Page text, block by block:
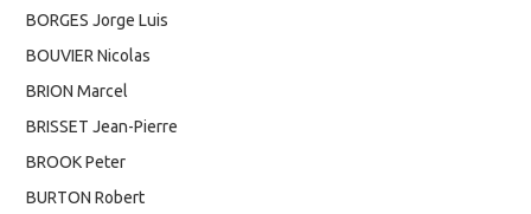
BORGES Jorge Luis
BOUVIER Nicolas
BRION Marcel
BRISSET Jean-Pierre
BROOK Peter
BURTON Robert